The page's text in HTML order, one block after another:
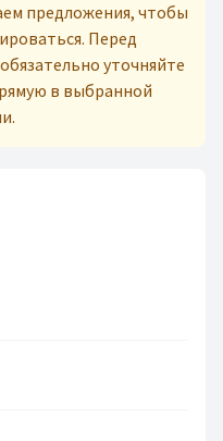
предложения, чтобы
Перед
уточняйте
в выбранной